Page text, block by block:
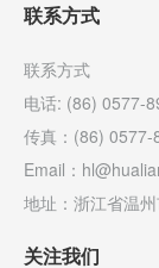
联系方式
联系方式
电话: (86) 0577-
传真：(86) 0577-
Email：
地址：浙江省温
关注我们